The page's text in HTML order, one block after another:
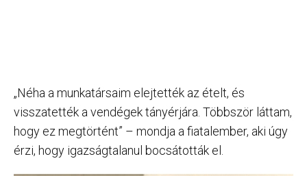
„Néha a munkatársaim elejtették az ételt, és
visszatették a vendégek tányérjára. Többször láttam,
hogy ez megtörtént” – mondja a fiatalember, aki úgy
érzi, hogy igazságtalanul bocsátották el.